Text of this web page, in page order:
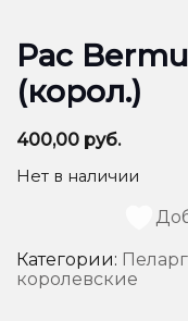
Pac
(корол.)
400,00 руб.
Нет в наличии
Категории:
королевские